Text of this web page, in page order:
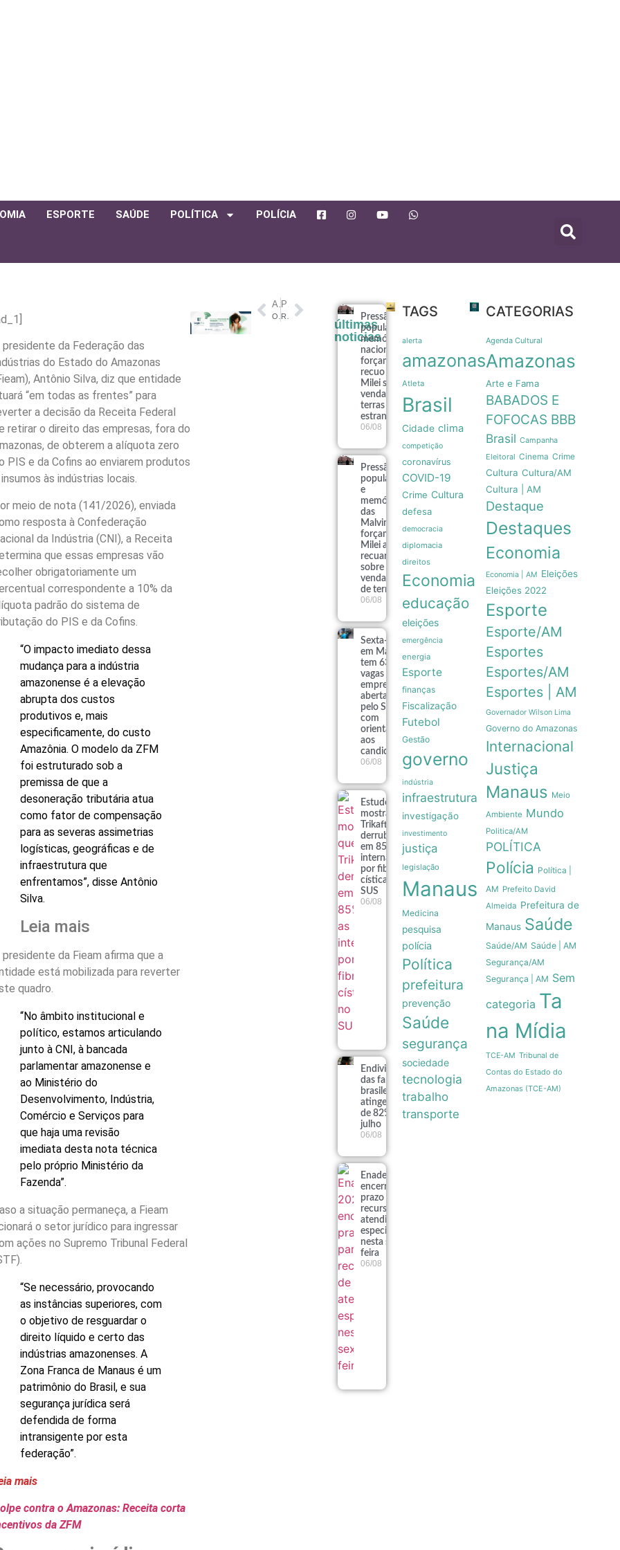
ESPORTE SAÚDE POLÍTICA POLÍCIA
presidente da Federação das
do Estado do Amazonas
Antônio Silva, diz que entidade
“em todas as frentes” para
a decisão da Receita Federal
retirar o direito das empresas, fora do
de obterem a alíquota zero
PIS e da Cofins ao enviarem produtos
às indústrias locais.
meio de nota (141/2026), enviada
resposta à Confederação
da Indústria (CNI), a Receita
que essas empresas vão
obrigatoriamente um
correspondente a 10% da
padrão do sistema de
do PIS e da Cofins.
“O impacto imediato dessa
mudança para a indústria
amazonense é a elevação
abrupta dos custos
produtivos e, mais
especificamente, do custo
Amazônia. O modelo da ZFM
foi estruturado sob a
premissa de que a
desoneração tributária atua
como fator de compensação
para as severas assimetrias
logísticas, geográficas e de
infraestrutura que
enfrentamos”, disse Antônio
Silva.
Leia mais
presidente da Fieam afirma que a
está mobilizada para reverter
quadro.
“No âmbito institucional e
político, estamos articulando
junto à CNI, à bancada
parlamentar amazonense e
ao Ministério do
Desenvolvimento, Indústria,
Comércio e Serviços para
que haja uma revisão
imediata desta nota técnica
pelo próprio Ministério da
Fazenda”.
a situação permaneça, a Fieam
o setor jurídico para ingressar
ações no Supremo Tribunal Federal
“Se necessário, provocando
as instâncias superiores, com
o objetivo de resguardar o
direito líquido e certo das
indústrias amazonenses. A
Zona Franca de Manaus é um
patrimônio do Brasil, e sua
segurança jurídica será
defendida de forma
intransigente por esta
federação”.
mais
contra o Amazonas: Receita corta
da ZFM
ANTERIOR
Os jacobinos negros chegaram para salvar o futebol através do encantamento
PRÓXIMO
últimas
noticias
Pressão
popular e
memória
nacional
forçam
recuo de
Milei sobre
venda de
terras a
estrangeiros
06/08
Pressão
popular
e
memória
das
Malvinas
forçam
Milei a
recuar
sobre
venda
de terras
06/08
Sexta-feira
em Manaus
tem 639
vagas de
emprego
abertas
pelo Sine
com
orientações
aos
candidatos
06/08
Estudo
mostra que
Trikafta
derrubou
em 85% as
internações
por fibrose
cística no
SUS
06/08
Endividamento
das famílias
brasileiras
atinge recorde
de 82% em
julho
06/08
Enade 2026
encerra
prazo para
recursos de
atendimento
especializado
nesta sexta-
feira
06/08
TAGS
alerta
amazonas
Atleta
Brasil
Cidade clima
competição
coronavírus
COVID-19
Crime Cultura
defesa
democracia
diplomacia
direitos
Economia
educação
eleições
emergência
energia
Esporte
finanças
Fiscalização
Futebol
Gestão
governo
indústria
infraestrutura
investigação
investimento
justiça
legislação
Manaus
Medicina
pesquisa
polícia
Política
prefeitura
prevenção
Saúde
segurança
sociedade
tecnologia
trabalho
transporte
CATEGORIAS
Agenda Cultural
Amazonas
Arte e Fama
BABADOS E
FOFOCAS BBB
Brasil Campanha
Eleitoral Cinema Crime
Cultura Cultura/AM
Cultura | AM
Destaque
Destaques
Economia
Economia | AM Eleições
Eleições 2022
Esporte
Esporte/AM
Esportes
Esportes/AM
Esportes | AM
Governador Wilson Lima
Governo do Amazonas
Internacional
Justiça
Manaus Meio
Ambiente Mundo
Politica/AM
POLÍTICA
Polícia Política |
AM Prefeito David
Almeida Prefeitura de
Manaus Saúde
Saúde/AM Saúde | AM
Segurança/AM
Segurança | AM Sem
categoria Ta
na Mídia
TCE-AM Tribunal de
Contas do Estado do
Amazonas (TCE-AM)